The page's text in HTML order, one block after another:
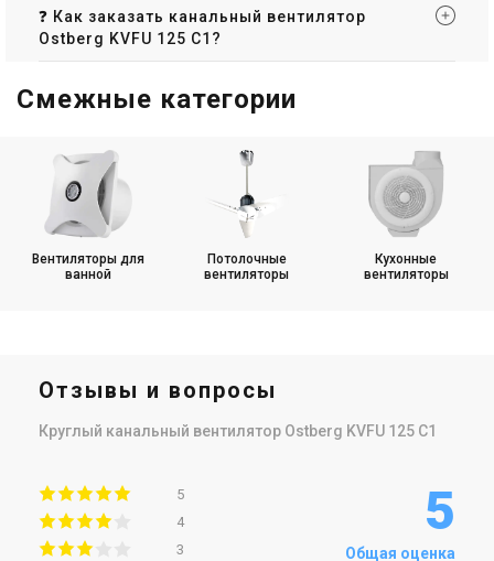
❓ Как заказать канальный вентилятор
Ostberg KVFU 125 C1?
Смежные категории
Вентиляторы для
ванной
Потолочные
вентиляторы
Кухонные
вентиляторы
Отзывы и вопросы
Круглый канальный вентилятор Ostberg KVFU 125 C1
5
4
3
5
Общая оценка